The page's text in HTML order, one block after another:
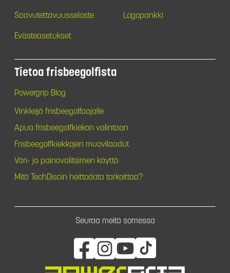
Saavutettavuusseloste Logopankki
Evästeasetukset
Tietoa frisbeegolfista
Powergrip Blog
Vinkkejä frisbeegolfaajalle
Apua frisbeegolfkiekon valintaan
Frisbeegolfkiekkojen muovilaadut
Väri- ja painovalitsimen käyttö
Mitä TechDiscin heittodata tarkoittaa?
Seuraa meitä somessa